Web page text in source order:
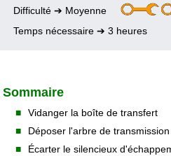
Vidanger le liquide de
Defender Td5
Changer les joints d'injecteurs
Changer le joint spi arrière de
Td4
Déboucher les tuyaux de mise
Defender 90
Changer le faisceau
Changer le capteur CKP
Changer la batterie sur
Fixer la garniture de pavillon
Lubrifier le verrou de capot
Changer et régler une gâche
Difficulté ➔ Moyenne
Temps nécessaire ➔ 3 heures
Sommaire
■
Vidanger la boîte de transfert
■
Déposer l'arbre de
■
Écarter le silencieux